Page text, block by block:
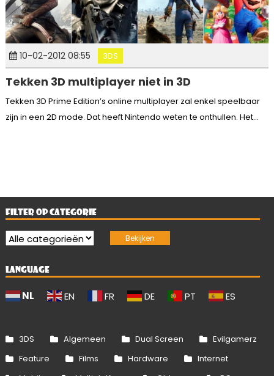
10-02-2012 08:55 3DS
Tekken 3D multiplayer niet in 3D
Tekken 3D Prime Edition’s online multiplayer zal enkel speelbaar
zijn in een 2D mode. Dat heeft Nintendo weten te onthullen. Het...
FILTER OP CATEGORIE
LANGUAGE
NL EN FR DE PT ES
3DS Algemeen Dual Screen
Evilgamerz
Feature
Films Hardware
Internet